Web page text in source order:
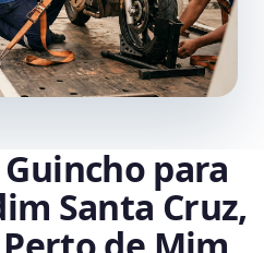
para
Santa Cruz,